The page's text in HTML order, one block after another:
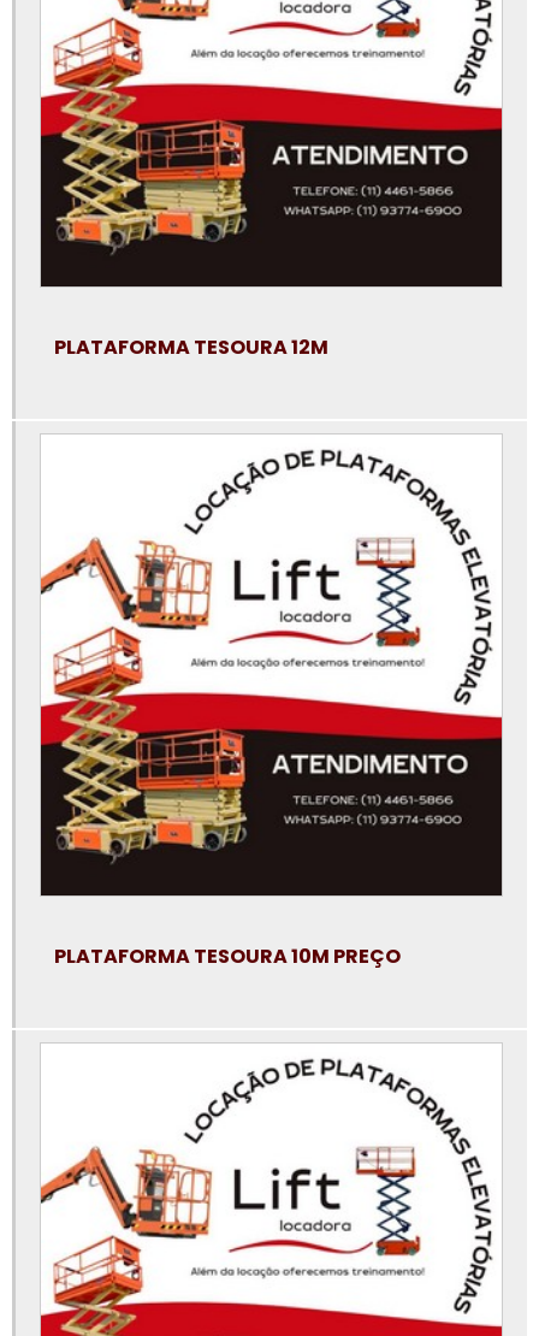
Locação de plataforma elevatória
Locação de plataforma elevatória articulada
Locação de plataforma elevatória em campinas
Locação de plataforma elevatória em jundiaí
Locação de plataforma elevatória em santo andré
Locação de plataforma elevatória em são bernardo do campo
Locação de plataforma elevatória em sp
Locação de plataforma elevatória preço
Locação de plataforma elevatória são paulo
Locação de plataforma elevatória sorocaba
Locação de plataforma elevatória tipo tesoura
Locação de plataforma elevatória valor
Locação de pta
Locação plataforma articulada
Locação plataforma articulada preço
Locação plataforma elevatória tesoura
Onde alugar aluguel de plataforma articulada
Peças para plataforma elevatória
Plataforma articulada 12m aluguel
Plataforma elevatória 15m
Plataforma elevatória 30 metros
Plataforma elevatória 40 metros
PLATAFORMA TESOURA 12M
PLATAFORMA TESOURA 10M PREÇO